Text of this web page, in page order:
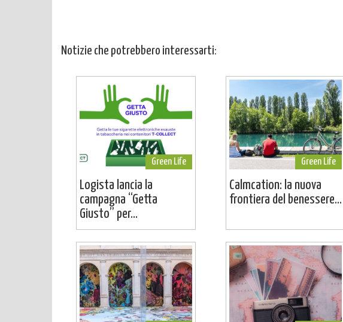
Notizie che potrebbero interessarti:
Green Life
Logista lancia la
campagna “Getta
Giusto” per...
Green Life
Calmcation: la nuova
frontiera del benessere...